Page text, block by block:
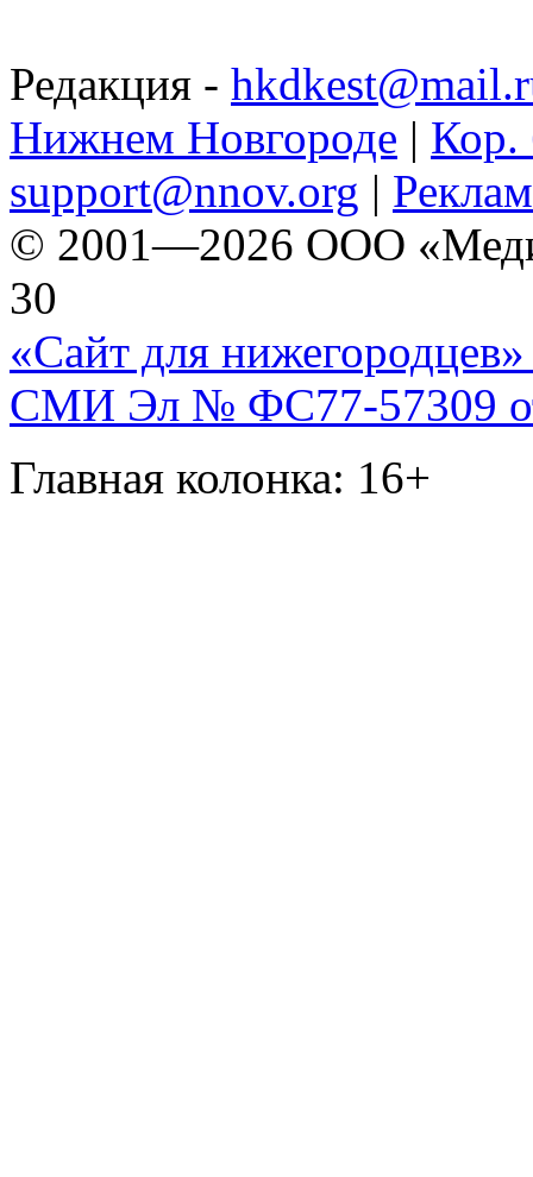
Редакция -
Нижнем Новгороде | Кор.
support@nnov.org |
© 2001—2026 ООО
30
«Сайт для нижегородцев»
СМИ Эл № ФС77-57309
Главная колонка: 16+